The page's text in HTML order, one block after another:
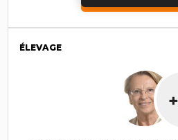
ÉLEVAGE